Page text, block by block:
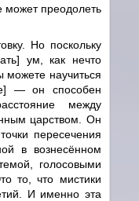
может преодолеть
Но поскольку
ум, как нечто
можете научиться
—он способен
между
царством. Он
пересечения
в вознесённом
голосовыми
то, что мистики
И именно эта